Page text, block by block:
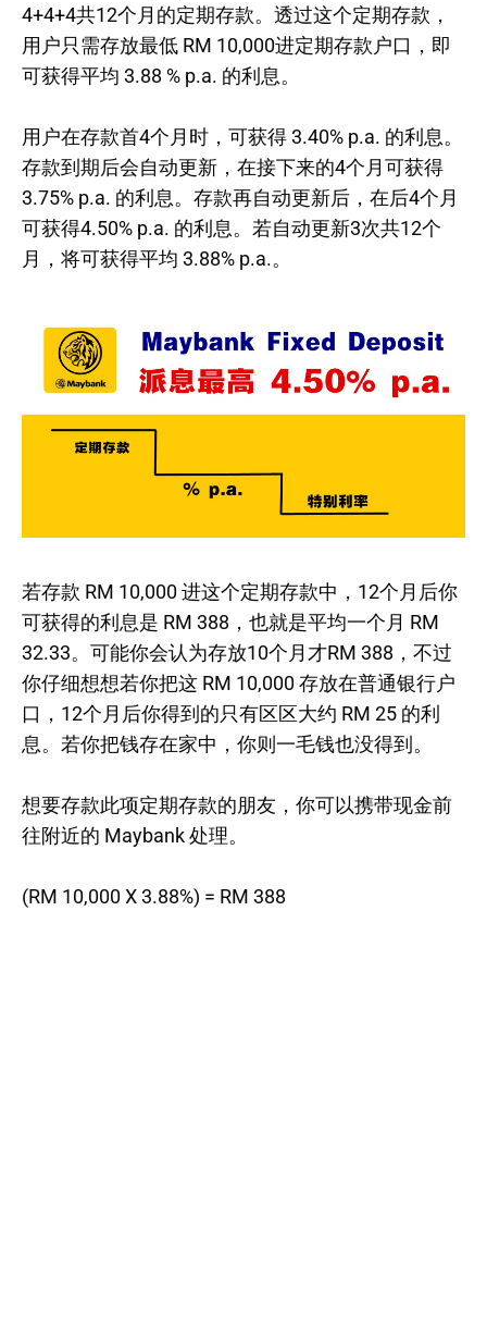
4+4+4共12个月的定期存款。透过这个定期存款，
用户只需存放最低 RM 10,000进定期存款户口，即
可获得平均 3.88 % p.a. 的利息。
用户在存款首4个月时，可获得 3.40% p.a. 的利息。
存款到期后会自动更新，在接下来的4个月可获得
3.75% p.a. 的利息。存款再自动更新后，在后4个月
可获得4.50% p.a. 的利息。若自动更新3次共12个
月，将可获得平均 3.88% p.a.。
若存款 RM 10,000 进这个定期存款中，12个月后你
可获得的利息是 RM 388，也就是平均一个月 RM
32.33。可能你会认为存放10个月才RM 388，不过
你仔细想想若你把这 RM 10,000 存放在普通银行户
口，12个月后你得到的只有区区大约 RM 25 的利
息。若你把钱存在家中，你则一毛钱也没得到。
想要存款此项定期存款的朋友，你可以携带现金前
往附近的 Maybank 处理。
(RM 10,000 X 3.88%) = RM 388